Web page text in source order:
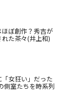
ほぼ創作？秀吉が
た茶々(井上和)
「女狂い」だった
側室たちを時系列